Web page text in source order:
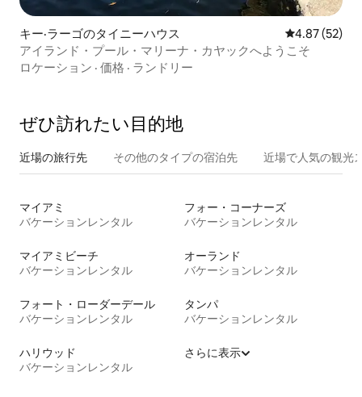
キー·ラーゴのタイニーハウス レビュー52
4.87 (52)
アイランド・プール・マリーナ・カヤックへようこそ
ロケーション · 価格 · ランドリー
ぜひ訪⁠れ⁠た⁠い目⁠的⁠地
近場の旅行先 その他のタ⁠イ⁠プ⁠の宿⁠泊⁠先 近場で人気の観光
マイアミ
バケーションレンタル
フォー・コーナーズ
バケーションレンタル
マイアミビーチ
バケーションレンタル
オーランド
バケーションレンタル
フォート・ローダーデール
バケーションレンタル
タンパ
バケーションレンタル
ハリウッド
バケーションレンタル
さらに表示